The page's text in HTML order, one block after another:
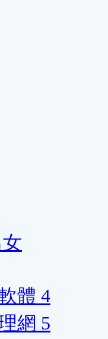
體 4
網 5